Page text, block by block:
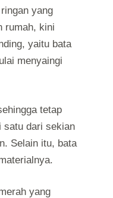
yang
rumah, kini
yaitu bata
menyaingi
tetap
satu dari sekian
Selain itu, bata
yang